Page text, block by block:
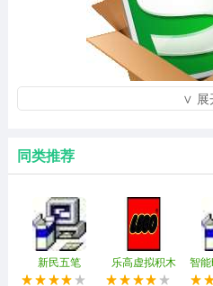
搜狗五笔输入法2022最新版
类别： 汉字输入 大小：
细信息 >>下载 2391 次
∨ 展
同类推荐
新民五笔
乐高虚拟积木
(ldd)
智